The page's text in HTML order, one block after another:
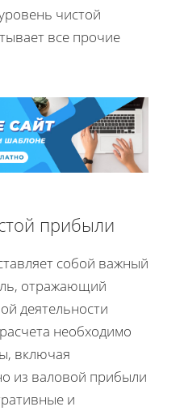
чистой
все прочие
прибыли
собой важный
отражающий
деятельности
необходимо
включая
из валовой прибыли
и